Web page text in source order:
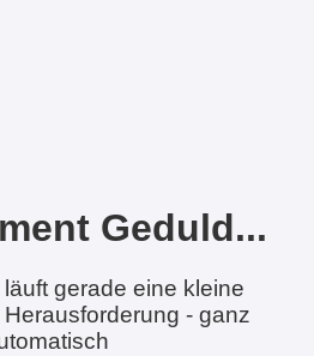
Geduld...
gerade eine kleine
- ganz